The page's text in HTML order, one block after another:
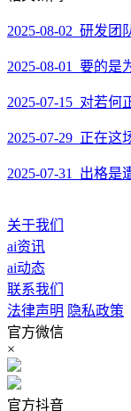
2025-08-02 研发团
2025-08-01 要的是
2025-07-15 对若何
2025-07-29 正在这
2025-07-31 出格是
关于我们
ai资讯
ai动态
联系我们
法律声明 隐私政策
官方微信
×
官方抖音